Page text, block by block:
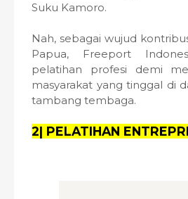
Suku Kamoro.
Nah, sebagai wujud
Papua, Freeport
pelatihan profesi demi
masyarakat yang tinggal di
tambang tembaga.
2| PELATIHAN